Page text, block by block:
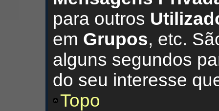
para outros
em Grupos, etc.
alguns segundos
do seu interesse
Topo